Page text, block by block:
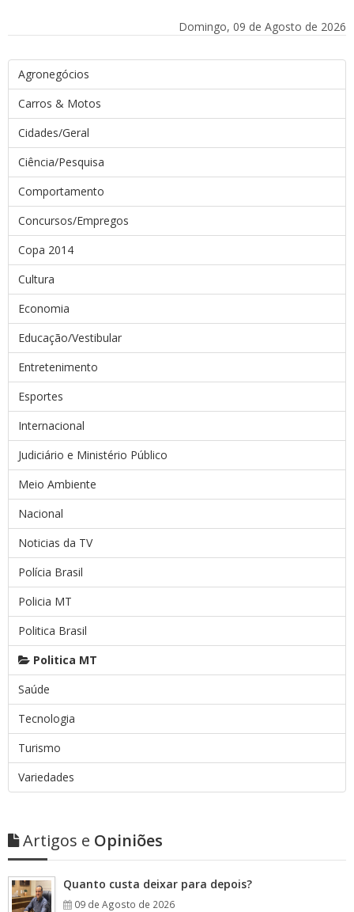
Domingo, 09 de Agosto de 2026
Agronegócios
Carros & Motos
Cidades/Geral
Ciência/Pesquisa
Comportamento
Concursos/Empregos
Copa 2014
Cultura
Economia
Educação/Vestibular
Entretenimento
Esportes
Internacional
Judiciário e Ministério Público
Meio Ambiente
Nacional
Noticias da TV
Polícia Brasil
Policia MT
Politica Brasil
Politica MT
Saúde
Tecnologia
Turismo
Variedades
Artigos e Opiniões
Quanto custa deixar para depois?
09 de Agosto de 2026